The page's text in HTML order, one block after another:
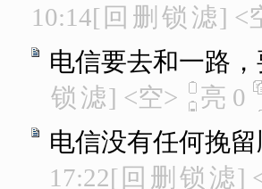
10:14[ 回 删 锁 滤] <
电信要去和一路
锁 滤] <空> 亮 0
电信没有任何挽
17:22[ 回 删 锁 滤]